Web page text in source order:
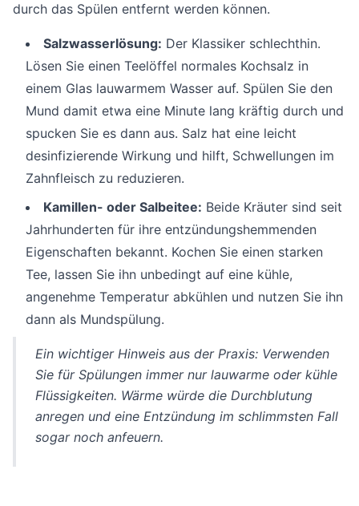
durch das Spülen entfernt werden können.
Salzwasserlösung: Der Klassiker schlechthin.
Lösen Sie einen Teelöffel normales Kochsalz in
einem Glas lauwarmem Wasser auf. Spülen Sie den
Mund damit etwa eine Minute lang kräftig durch und
spucken Sie es dann aus. Salz hat eine leicht
desinfizierende Wirkung und hilft, Schwellungen im
Zahnfleisch zu reduzieren.
Kamillen- oder Salbeitee: Beide Kräuter sind seit
Jahrhunderten für ihre entzündungshemmenden
Eigenschaften bekannt. Kochen Sie einen starken
Tee, lassen Sie ihn unbedingt auf eine kühle,
angenehme Temperatur abkühlen und nutzen Sie ihn
dann als Mundspülung.
Ein wichtiger Hinweis aus der Praxis: Verwenden
Sie für Spülungen immer nur lauwarme oder kühle
Flüssigkeiten. Wärme würde die Durchblutung
anregen und eine Entzündung im schlimmsten Fall
sogar noch anfeuern.